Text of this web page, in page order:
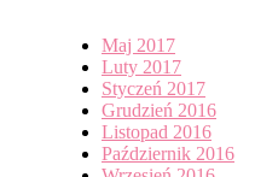
Maj 2017
Luty 2017
Styczeń 2017
Grudzień 2016
Listopad 2016
Październik 2016